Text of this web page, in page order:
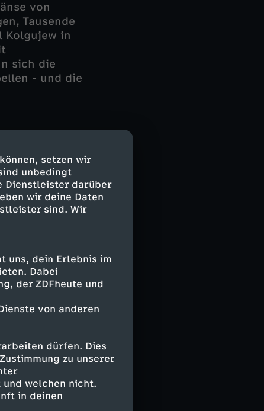
setzen wir
unbedingt
Dienstleister darüber
wir deine Daten
sind. Wir
uns, dein Erlebnis im
Dabei
der ZDFheute und
von anderen
dürfen. Dies
zu unserer
welchen nicht.
in deinen
von
Tausende
Kolgujew in
sich die
- und die
Schwärmen
Für
der Luft
im 17.
bald
Hand
selbst
- ein